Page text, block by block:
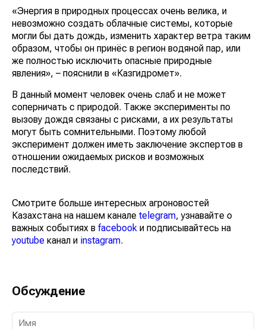
«Энергия в природных процессах очень велика, и
невозможно создать облачные системы, которые
могли бы дать дождь, изменить характер ветра таким
образом, чтобы он принёс в регион водяной пар, или
же полностью исключить опасные природные
явления», – пояснили в «Казгидромет».
В данный момент человек очень слаб и не может
соперничать с природой. Также эксперименты по
вызову дождя связаны с рисками, а их результаты
могут быть сомнительными. Поэтому любой
эксперимент должен иметь заключение экспертов в
отношении ожидаемых рисков и возможных
последствий.
Смотрите больше интересных агроновостей
Казахстана на нашем канале telegram, узнавайте о
важных событиях в facebook и подписывайтесь на
youtube канал и instagram.
Обсуждение